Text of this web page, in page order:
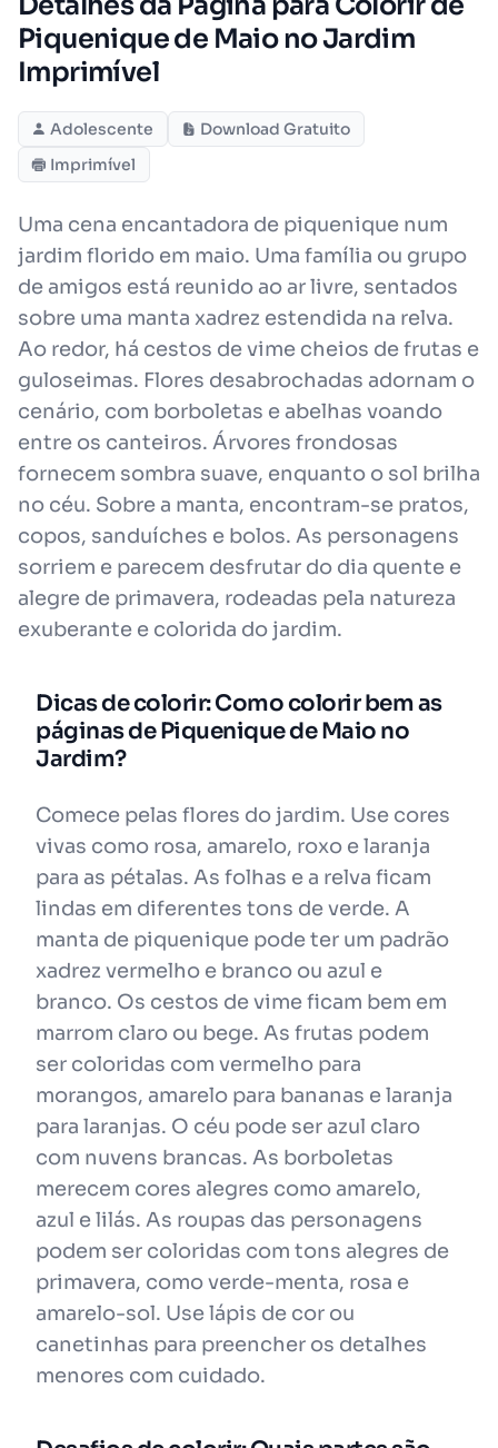
Piquenique de Maio no Jardim
Imprimível
Adolescente
Download Gratuito
Imprimível
Uma cena encantadora de piquenique num
jardim florido em maio. Uma família ou grupo
de amigos está reunido ao ar livre, sentados
sobre uma manta xadrez estendida na relva.
Ao redor, há cestos de vime cheios de frutas e
guloseimas. Flores desabrochadas adornam o
cenário, com borboletas e abelhas voando
entre os canteiros. Árvores frondosas
fornecem sombra suave, enquanto o sol brilha
no céu. Sobre a manta, encontram-se pratos,
copos, sanduíches e bolos. As personagens
sorriem e parecem desfrutar do dia quente e
alegre de primavera, rodeadas pela natureza
exuberante e colorida do jardim.
Dicas de colorir: Como colorir bem as
páginas de Piquenique de Maio no
Jardim?
Comece pelas flores do jardim. Use cores
vivas como rosa, amarelo, roxo e laranja
para as pétalas. As folhas e a relva ficam
lindas em diferentes tons de verde. A
manta de piquenique pode ter um padrão
xadrez vermelho e branco ou azul e
branco. Os cestos de vime ficam bem em
marrom claro ou bege. As frutas podem
ser coloridas com vermelho para
morangos, amarelo para bananas e laranja
para laranjas. O céu pode ser azul claro
com nuvens brancas. As borboletas
merecem cores alegres como amarelo,
azul e lilás. As roupas das personagens
podem ser coloridas com tons alegres de
primavera, como verde-menta, rosa e
amarelo-sol. Use lápis de cor ou
canetinhas para preencher os detalhes
menores com cuidado.